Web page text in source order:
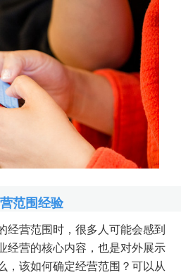
范围经验
经营范围时，很多人可能会感到
经营的核心内容，也是对外展示
，该如何确定经营范围？可以从